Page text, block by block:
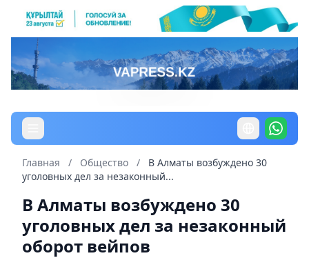
Главная / Общество /
В Алматы возбуждено 30
уголовных дел за незаконный...
В Алматы возбуждено 30
уголовных дел за незаконный
оборот вейпов